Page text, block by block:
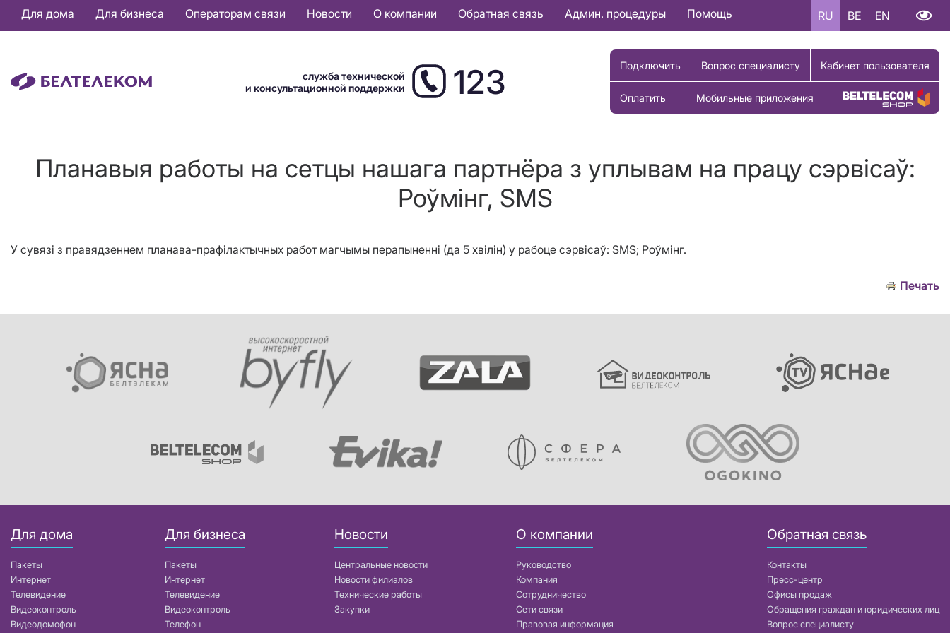
Основная
навигация
Для дома Для бизнеса Операторам связи Новости О компании Обратная связь Админ. процедуры Помощь RU BE EN
служба технической
и консультационной поддержки
123 Подключить Вопрос специалисту Кабинет пользователя
Оплатить Мобильные приложения Купить товар
Планавыя работы на сетцы нашага партнёра з уплывам на працу сэрвісаў:
Роўмінг, SMS
У сувязі з правядзеннем планава-прафілактычных работ магчымы перапыненні (да 5 хвілін) у рабоце сэрвісаў: SMS; Роўмінг.
Печать
Для дома
Пакеты
Интернет
Телевидение
Видеоконтроль
Видеодомофон
Для бизнеса
Пакеты
Интернет
Телевидение
Видеоконтроль
Телефон
Новости
Центральные новости
Новости филиалов
Технические работы
Закупки
О компании
Руководство
Компания
Сотрудничество
Сети связи
Правовая информация
Обратная связь
Контакты
Пресс-центр
Офисы продаж
Обращения граждан и юридических лиц
Вопрос специалисту